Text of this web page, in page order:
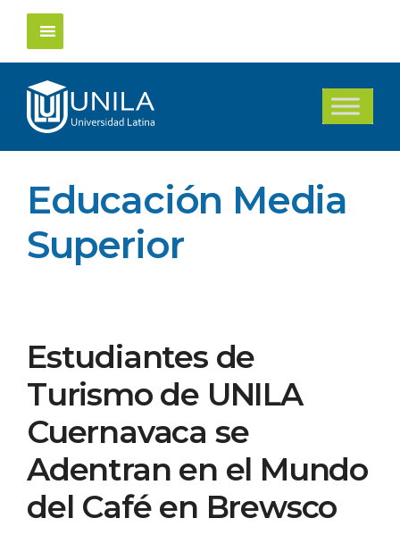
Saltar
contenido
Educación Media
Superior
Estudiantes de
Turismo de UNILA
Cuernavaca se
Adentran en el Mundo
del Café en Brewsco